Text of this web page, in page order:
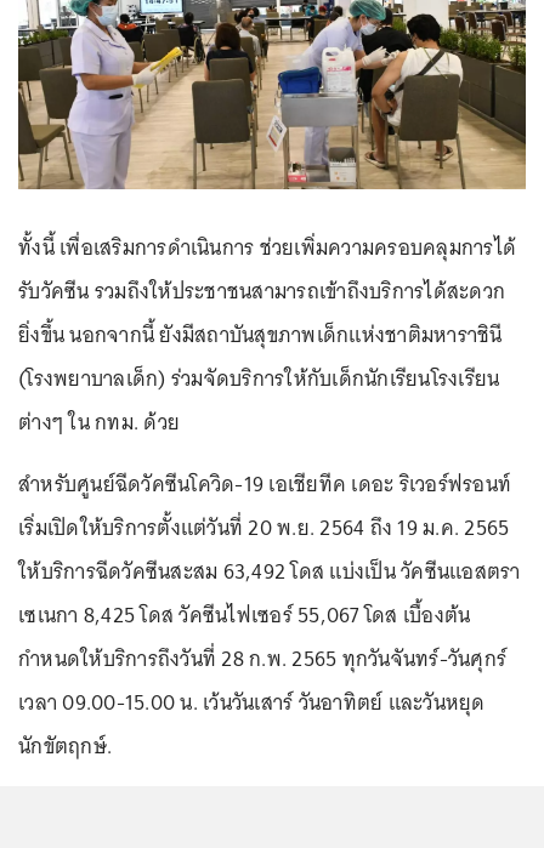
ทั้งนี้ เพื่อเสริมการดำเนินการ ช่วยเพิ่มความครอบคลุมการได้
รับวัคซีน รวมถึงให้ประชาชนสามารถเข้าถึงบริการได้สะดวก
ยิ่งขึ้น นอกจากนี้ ยังมีสถาบันสุขภาพเด็กแห่งชาติมหาราชินี
(โรงพยาบาลเด็ก) ร่วมจัดบริการให้กับเด็กนักเรียนโรงเรียน
ต่างๆ ใน กทม. ด้วย
สำหรับศูนย์ฉีดวัคซีนโควิด-19 เอเชียทีค เดอะ ริเวอร์ฟรอนท์
เริ่มเปิดให้บริการตั้งแต่วันที่ 20 พ.ย. 2564 ถึง 19 ม.ค. 2565
ให้บริการฉีดวัคซีนสะสม 63,492 โดส แบ่งเป็น วัคซีนแอสตรา
เซเนกา 8,425 โดส วัคซีนไฟเซอร์ 55,067 โดส เบื้องต้น
กำหนดให้บริการถึงวันที่ 28 ก.พ. 2565 ทุกวันจันทร์-วันศุกร์
เวลา 09.00-15.00 น. เว้นวันเสาร์ วันอาทิตย์ และวันหยุด
นักขัตฤกษ์.